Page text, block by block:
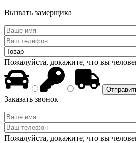
Вызвать замерщика
Пожалуйста, докажите, что вы
Заказать звонок
Пожалуйста, докажите, что вы